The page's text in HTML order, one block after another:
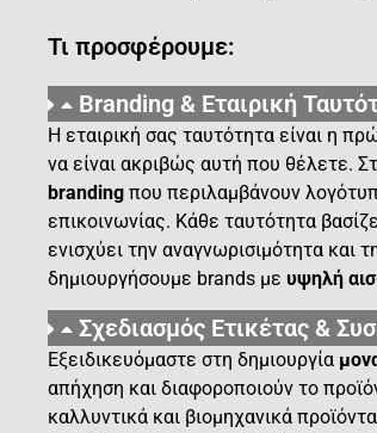
Τι προσφέρουμε:
Branding & Εταιρική
Η εταιρική σας ταυτότητα είναι η
να είναι ακριβώς αυτή που θέλετε.
branding που περιλαμβάνουν
επικοινωνίας. Κάθε ταυτότητα
ενισχύει την αναγνωρισιμότητα και
δημιουργήσουμε brands με υψηλή
Σχεδιασμός Ετικέτας &
Εξειδικευόμαστε στη δημιουργία
απήχηση και διαφοροποιούν το
καλλυντικά και βιομηχανικά